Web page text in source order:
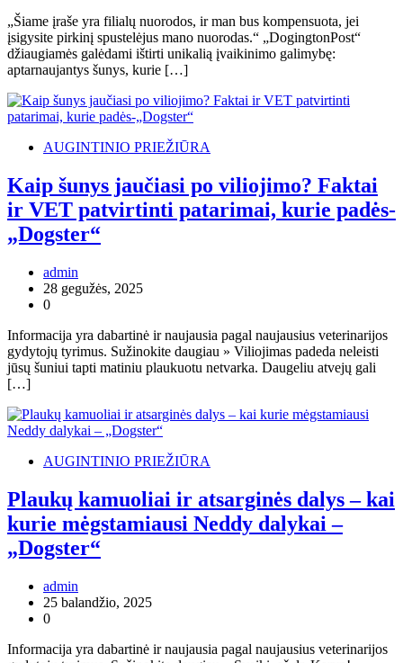
„Šiame įraše yra filialų nuorodos, ir man bus kompensuota, jei
įsigysite pirkinį spustelėjus mano nuorodas.“ „DogingtonPost“
džiaugiamės galėdami ištirti unikalią įvaikinimo galimybę:
aptarnaujantys šunys, kurie […]
AUGINTINIO PRIEŽIŪRA
Kaip šunys jaučiasi po viliojimo? Faktai
ir VET patvirtinti patarimai, kurie padės-
„Dogster“
admin
28 gegužės, 2025
0
Informacija yra dabartinė ir naujausia pagal naujausius veterinarijos
gydytojų tyrimus. Sužinokite daugiau » Viliojimas padeda neleisti
jūsų šuniui tapti matiniu plaukuotu netvarka. Daugeliu atvejų gali
[…]
AUGINTINIO PRIEŽIŪRA
Plaukų kamuoliai ir atsarginės dalys – kai
kurie mėgstamiausi Neddy dalykai –
„Dogster“
admin
25 balandžio, 2025
0
Informacija yra dabartinė ir naujausia pagal naujausius veterinarijos